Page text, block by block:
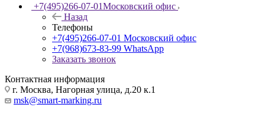
+7(495)266-07-01Московский офис
Назад
Телефоны
+7(495)266-07-01 Московский офис
+7(968)673-83-99 WhatsApp
Заказать звонок
Контактная информация
г. Москва, Нагорная улица, д.20 к.1
msk@smart-marking.ru